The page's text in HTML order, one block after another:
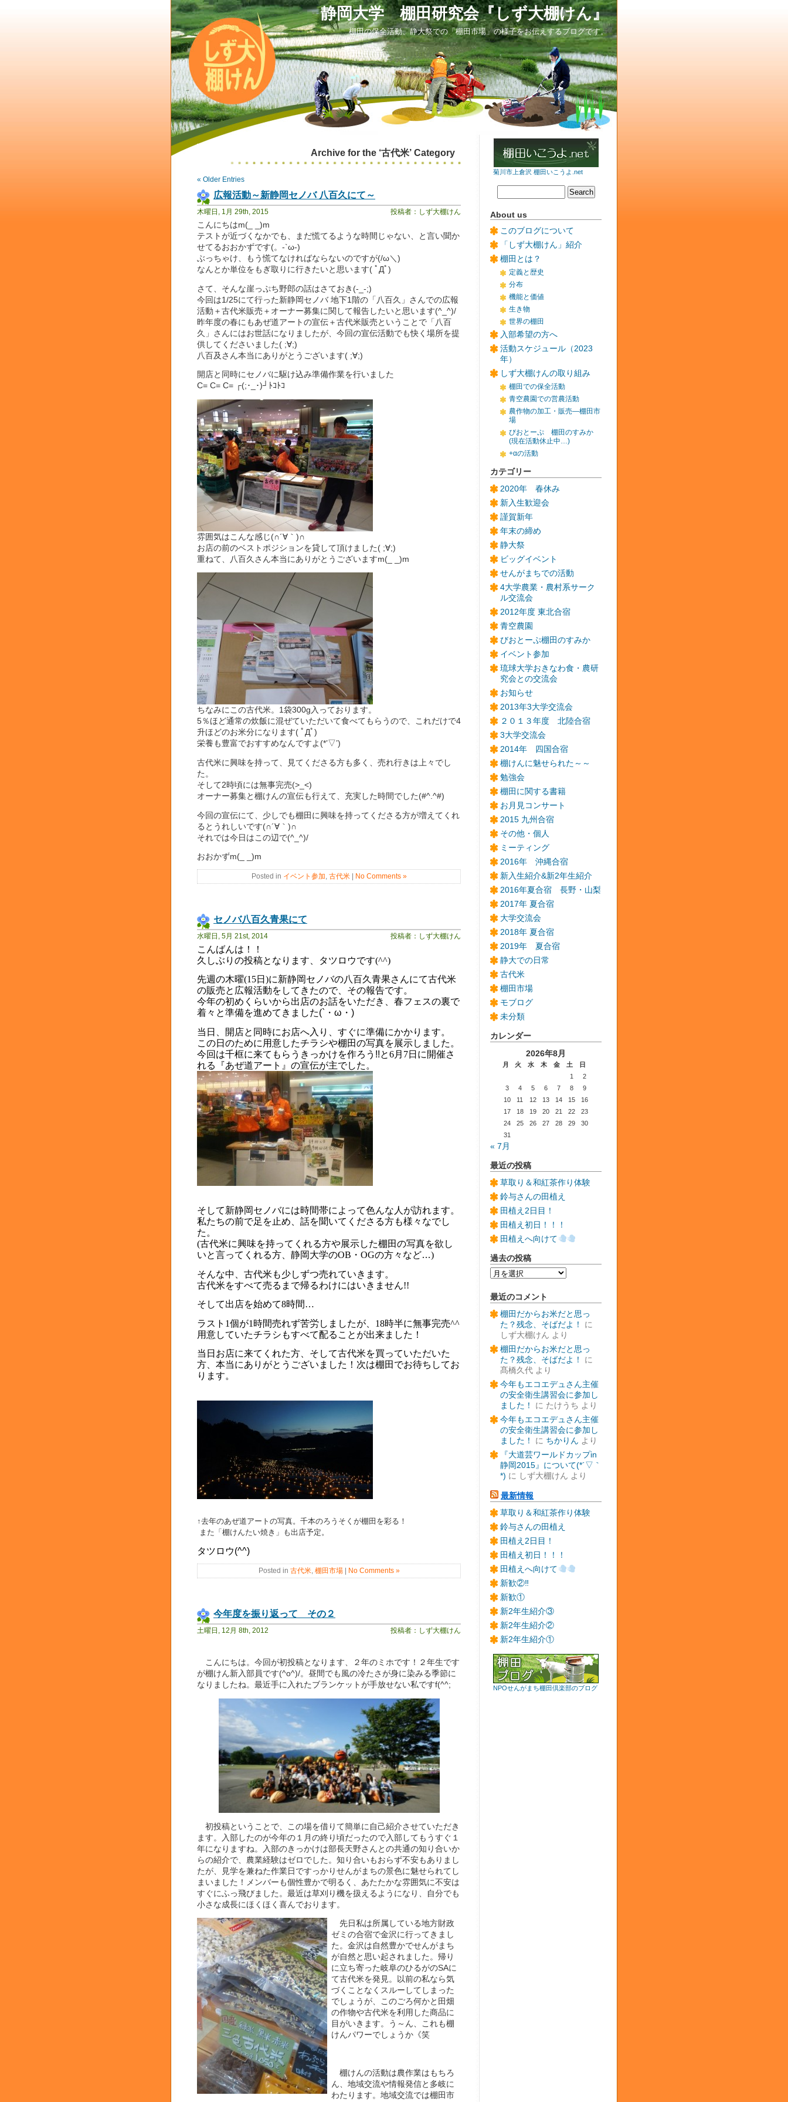
静岡大学 棚田研究会『しず大棚けん』
棚田の保全活動、静大祭での「棚田市場」の様子をお伝えするブログです。
Archive for the ‘古代米’ Category
« Older Entries
広報活動～新静岡セノバ 八百久にて～
木曜日, 1月 29th, 2015 投稿者：しず大棚けん
こんにちはm(_ _)m
テストが近づくなかでも、まだ慌てるような時間じゃない、と言い聞か
せてるおおかずです(。-`ω-)
ぶっちゃけ、もう慌てなければならないのですが(/ω＼)
なんとか単位をもぎ取りに行きたいと思います( ﾟДﾟ)
さて、そんな崖っぷち野郎の話はさておき(-_-;)
今回は1/25にて行った新静岡セノバ 地下1階の「八百久」さんでの広報
活動＋古代米販売＋オーナー募集に関して報告したいと思います(^_^)/
昨年度の春にもあぜ道アートの宣伝＋古代米販売ということで「八百
久」さんにはお世話になりましたが、今回の宣伝活動でも快く場所を提
供してくださいました( ;∀;)
八百及さん本当にありがとうございます( ;∀;)
開店と同時にセノバに駆け込み準備作業を行いました
C= C= C= ┌(;･_･)┘ﾄｺﾄｺ
雰囲気はこんな感じ(∩´∀｀)∩
お店の前のベストポジションを貸して頂けました( ;∀;)
重ねて、八百久さん本当にありがとうございますm(_ _)m
ちなみにこの古代米。1袋300g入っております。
5％ほど通常の炊飯に混ぜていただいて食べてもらうので、これだけで4
升ほどのお米分になります( ﾟДﾟ)
栄養も豊富でおすすめなんですよ(*’▽’)
古代米に興味を持って、見てくださる方も多く、売れ行きは上々でし
た。
そして2時頃には無事完売(>_<)
オーナー募集と棚けんの宣伝も行えて、充実した時間でした(#^.^#)
今回の宣伝にて、少しでも棚田に興味を持ってくださる方が増えてくれ
るとうれしいです(∩´∀｀)∩
それでは今日はこの辺で(^_^)/
おおかずm(_ _)m
Posted in イベント参加 古代米| No Comments »
セノバ八百久青果にて
水曜日, 5月 21st, 2014 投稿者：しず大棚けん
こんばんは！！
久しぶりの投稿となります、タツロウです(^^)
先週の木曜(15日 )に新静岡セノバの八百久青果さんにて古代米
の販売と広報活動をしてきたので、その報告です。
今年の初めくらいから出店のお話をいただき、春フェスの裏で
着々と準備を進めてきました(` ・ω・)
当日、開店と同時にお店へ入り、すぐに準備にかかります。
この日のために用意したチラシや棚田の写真を展示しました。
今回は千框に来てもらうきっかけを作ろう!!と6月 7日に開催さ
れる『あぜ道アート』の宣伝が主でした。
そして新静岡セノバには時間帯によって色んな人が訪れます。
私たちの前で足を止め、話を聞いてくださる方も様々なでし
た。
(古代米に興味を持ってくれる方や展示した棚田の写真を欲し
いと言ってくれる方、静岡大学のOB ・ OGの方々など…)
そんな中、古代米も少しずつ売れていきます。
古代米をすべて売るまで帰るわけにはいきません!!
そして出店を始めて8時間…
ラスト1個が1時間売れず苦労しましたが、18時半に無事完売^^
用意していたチラシもすべて配ることが出来ました！
当日お店に来てくれた方、そして古代米を買っていただいた
方、本当にありがとうございました！ 次は棚田でお待ちしてお
ります。
↑去年のあぜ道アートの写真。千本のろうそくが棚田を彩る！
また「棚けんたい焼き」も出店予定。
タツロウ(^^)
Posted in 古代米, 棚田市場| No Comments »
今年度を振り返って その２
土曜日, 12月 8th, 2012 投稿者：しず大棚けん
こんにちは。今回が初投稿となります、２年のミホです！２年生です
が棚けん新入部員です(^o^)/。昼間でも風の冷たさが身に染みる季節に
なりましたね。最近手に入れたブランケットが手放せない私ですf(^^;
初投稿ということで、この場を借りて簡単に自己紹介させていただき
ます。入部したのが今年の１月の終り頃だったので入部してもうすぐ１
年になりますね。入部のきっかけは部長天野さんとの共通の知り合いか
らの紹介で、農業経験はゼロでした。知り合いもおらず不安もありまし
たが、見学を兼ねた作業日ですっかりせんがまちの景色に魅せられてし
まいました！メンバーも個性豊かで明るく、あたたかな雰囲気に不安は
すぐにふっ飛びました。最近は草刈り機を扱えるようになり、自分でも
小さな成長にほくほく喜んでおります。
先日私は所属している地方財政
ゼミの合宿で金沢に行ってきまし
た。金沢は自然豊かでせんがまち
が自然と思い起されました。帰り
に立ち寄った岐阜のひるがのSAに
て古代米を発見。以前の私なら気
づくことなくスルーしてしまった
でしょうが、このごろ何かと田畑
の作物や古代米を利用した商品に
目がいきます。う～ん、これも棚
けんパワーでしょうか《笑
棚けんの活動は農作業はもちろ
ん、地域交流や情報発信と多岐に
わたります。地域交流では棚田市
菊川市上倉沢 棚田いこうよ.net
About us
このブログについて
「しず大棚けん」紹介
棚田とは？
定義と歴史
分布
機能と価値
生き物
世界の棚田
入部希望の方へ
活動スケジュール（2023
年）
しず大棚けんの取り組み
棚田での保全活動
青空農園での営農活動
農作物の加工・販売―棚田市
場
びおとーぷ 棚田のすみか
(現在活動休止中…)
+αの活動
カテゴリー
2020年 春休み
新入生歓迎会
謹賀新年
年末の締め
静大祭
ビッグイベント
せんがまちでの活動
4大学農業・農村系サーク
ル交流会
2012年度 東北合宿
青空農園
びおとーぷ棚田のすみか
イベント参加
琉球大学おきなわ食・農研
究会との交流会
お知らせ
2013年3大学交流会
２０１３年度 北陸合宿
3大学交流会
2014年 四国合宿
棚けんに魅せられた～～
勉強会
棚田に関する書籍
お月見コンサート
2015 九州合宿
その他・個人
ミーティング
2016年 沖縄合宿
新入生紹介&新2年生紹介
2016年夏合宿 長野・山梨
2017年 夏合宿
大学交流会
2018年 夏合宿
2019年 夏合宿
静大での日常
古代米
棚田市場
モブログ
未分類
カレンダー
2026年8月
月 火 水 木 金 土
日
1
2
3
4 5 6 7 8
9
10
11 12 13 14 15
16
17
18 19 20 21 22
23
24
25 26 27 28 29
30
31
« 7月
最近の投稿
草取り＆和紅茶作り体験
鈴与さんの田植え
田植え2日目！
田植え初日！！！
田植えへ向けて
過去の投稿
過
去
投
稿
最近のコメント
棚田だからお米だと思っ
た？残念、そばだよ！
に
しず大棚けん より
棚田だからお米だと思っ
た？残念、そばだよ！
に
髙橋久代 より
今年もエコエデュさん主催
の安全衛生講習会に参加し
ました！
に たけうち より
今年もエコエデュさん主催
の安全衛生講習会に参加し
ました！
に ちかりん より
『大道芸ワールドカップin
静岡2015』について(*´▽｀
*) に しず大棚けん より
最新情報
草取り＆和紅茶作り体験
鈴与さんの田植え
田植え2日目！
田植え初日！！！
田植えへ向けて
新歓②‼
新歓①
新2年生紹介③
新2年生紹介②
新2年生紹介①
NPOせんがまち棚田倶楽部のブログ